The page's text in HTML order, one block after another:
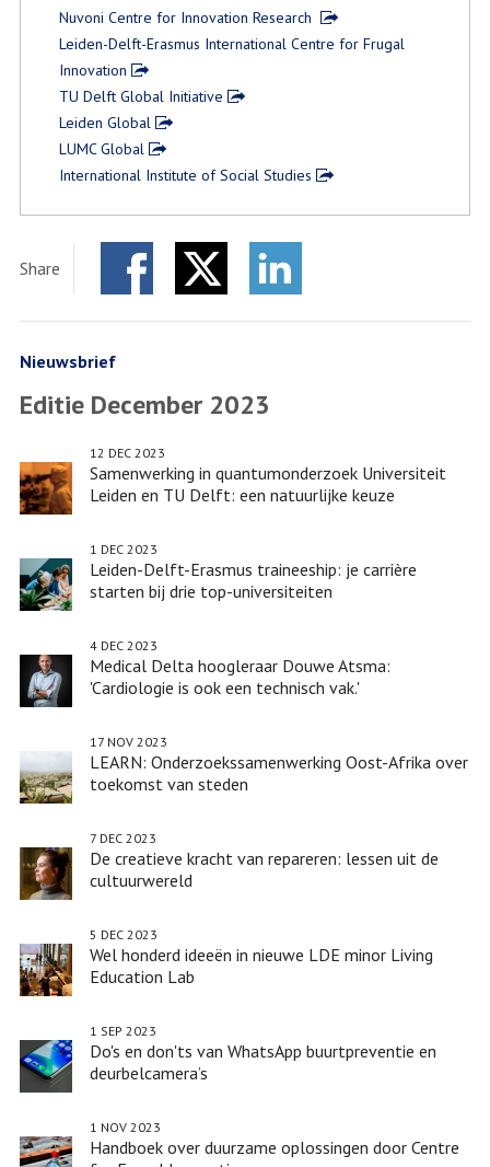
Nuvoni Centre for Innovation Research
Leiden-Delft-Erasmus International Centre for Frugal
Innovation
TU Delft Global Initiative
Leiden Global
LUMC Global
International Institute of Social Studies
Share
Nieuwsbrief
Editie December 2023
Samenwerking in quantumonderzoek Universiteit
Leiden en TU Delft: een natuurlijke keuze
12 DEC 2023
Leiden-Delft-Erasmus traineeship: je carrière
starten bij drie top-universiteiten
1 DEC 2023
Medical Delta hoogleraar Douwe Atsma:
'Cardiologie is ook een technisch vak.'
4 DEC 2023
LEARN: Onderzoekssamenwerking Oost-Afrika over
toekomst van steden
17 NOV 2023
De creatieve kracht van repareren: lessen uit de
cultuurwereld
7 DEC 2023
Wel honderd ideeën in nieuwe LDE minor Living
Education Lab
5 DEC 2023
Do's en don'ts van WhatsApp buurtpreventie en
deurbelcamera’s
1 SEP 2023
Handboek over duurzame oplossingen door Centre
1 NOV 2023